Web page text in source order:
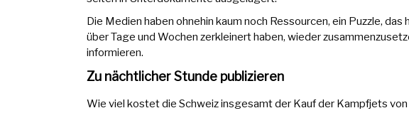
Die Medien haben ohnehin kaum noch Ressourcen, ein Puzzle,
über Tage und Wochen zerkleinert haben, wieder
informieren.
Zu nächtlicher Stunde publizieren
Wie viel kostet die Schweiz insgesamt der Kauf der Kampfjets